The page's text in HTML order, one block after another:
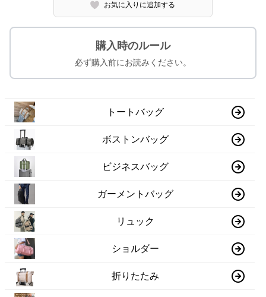
お気に入りに追加する
購入時のルール
必ず購入前にお読みください。
トートバッグ
ボストンバッグ
ビジネスバッグ
ガーメントバッグ
リュック
ショルダー
折りたたみ